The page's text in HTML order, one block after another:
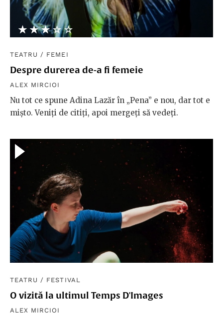
★★★★★
☆☆☆☆☆
TEATRU / FEMEI
Despre durerea de-a fi femeie
ALEX MIRCIOI
Nu tot ce spune Adina Lazăr în „Pena” e nou, dar tot e
mişto. Veniţi de citiţi, apoi mergeţi să vedeţi.
TEATRU / FESTIVAL
O vizită la ultimul Temps D'Images
ALEX MIRCIOI